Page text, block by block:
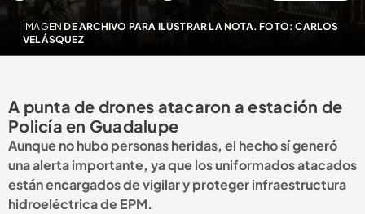
IMAGEN DE ARCHIVO PARA ILUSTRAR LA NOTA. FOTO: CARLOS
VELÁSQUEZ
A punta de drones atacaron a estación de
Policía en Guadalupe
Aunque no hubo personas heridas, el hecho sí generó
una alerta importante, ya que los uniformados atacados
están encargados de vigilar y proteger infraestructura
hidroeléctrica de EPM.